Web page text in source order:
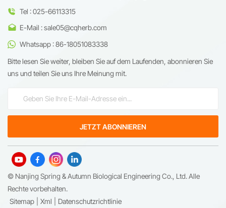
Tel : 025-66113315
E-Mail : sale05@cqherb.com
Whatsapp : 86-18051083338
Bitte lesen Sie weiter, bleiben Sie auf dem Laufenden, abonnieren Sie
uns und teilen Sie uns Ihre Meinung mit.
© Nanjing Spring & Autumn Biological Engineering Co., Ltd. Alle
Rechte vorbehalten.
Sitemap
Xml Datenschutzrichtlinie